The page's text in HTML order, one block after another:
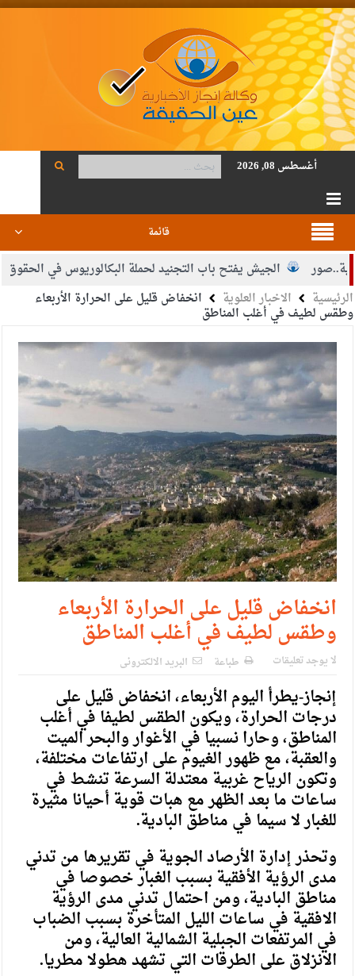
أغسطس 08, 2026
قائمة
الجيش يفتح باب التجنيد لحملة البكالوريوس في الحقوق
القاضي محمود أحمد فريحات.. مبارك ومزيدا من التوفيق
الرئيسية الاخبار العلوية انخفاض قليل على الحرارة الأربعاء
وطقس لطيف في أغلب المناطق
انخفاض قليل على الحرارة الأربعاء
وطقس لطيف في أغلب المناطق
لا يوجد تعليقات طباعة البريد الالكترونى
إنجاز-يطرأ اليوم الأربعاء، انخفاض قليل على
درجات الحرارة، ويكون الطقس لطيفا في أغلب
المناطق، وحارا نسبيا في الأغوار والبحر الميت
والعقبة، مع ظهور الغيوم على ارتفاعات مختلفة،
وتكون الرياح غربية معتدلة السرعة تنشط في
ساعات ما بعد الظهر مع هبات قوية أحيانا مثيرة
للغبار لا سيما في مناطق البادية.
وتحذر إدارة الأرصاد الجوية في تقريرها من تدني
مدى الرؤية الأفقية بسبب الغبار خصوصا في
مناطق البادية، ومن احتمال تدني مدى الرؤية
الافقية في ساعات الليل المتأخرة بسبب الضباب
في المرتفعات الجبلية الشمالية العالية، ومن
الانزلاق على الطرقات التي تشهد هطولا مطريا.